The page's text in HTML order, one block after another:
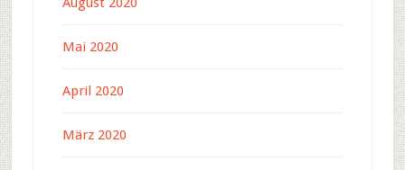
Mai 2020
April 2020
März 2020